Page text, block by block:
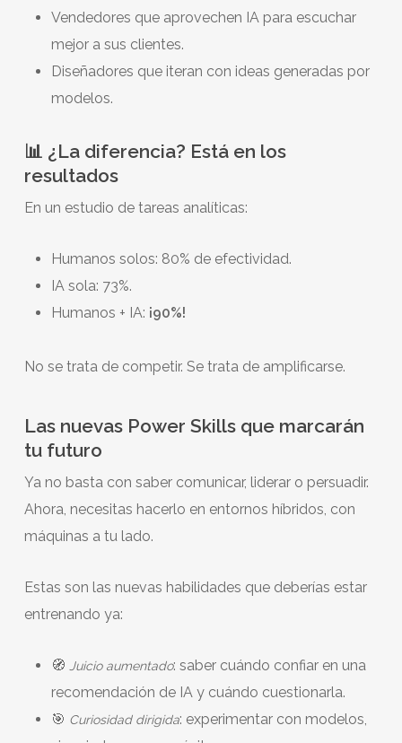
Vendedores que aprovechen IA para escuchar
mejor a sus clientes.
Diseñadores que iteran con ideas generadas por
modelos.
📊 ¿La diferencia? Está en los
resultados
En un estudio de tareas analíticas:
Humanos solos: 80% de efectividad.
IA sola: 73%.
Humanos + IA: ¡90%!
No se trata de competir. Se trata de amplificarse.
Las nuevas Power Skills que marcarán
tu futuro
Ya no basta con saber comunicar, liderar o persuadir.
Ahora, necesitas hacerlo en entornos híbridos, con
máquinas a tu lado.
Estas son las nuevas habilidades que deberías estar
entrenando ya:
🧭 Juicio aumentado: saber cuándo confiar en una
recomendación de IA y cuándo cuestionarla.
🎯 Curiosidad dirigida: experimentar con modelos,